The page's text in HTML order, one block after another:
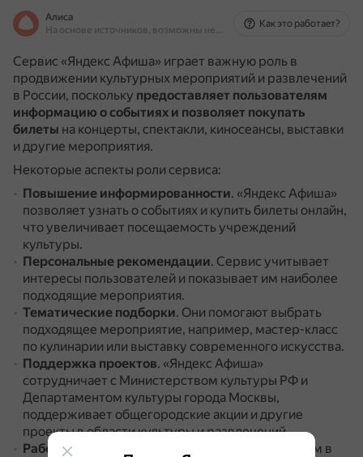
Алиса
На основе источников, возможны неточности
Как это работает?
Сервис «Яндекс Афиша» играет важную роль в
продвижении культурных мероприятий и развлечений
в России, поскольку предоставляет пользователям
информацию о событиях и позволяет покупать
билеты на концерты, спектакли, киносеансы, выставки
и другие мероприятия.
Некоторые аспекты роли сервиса:
Повышение информированности. «Яндекс Афиша»
позволяет узнать о событиях и купить билеты онлайн,
что увеличивает посещаемость учреждений
культуры.
Персональные рекомендации. Сервис учитывает
интересы пользователей и показывает им наиболее
подходящие мероприятия.
Тематические подборки. Они помогают выбрать
подходящее мероприятие, например, мастер-класс
по кулинарии или выставку современного искусства.
Поддержка проектов. «Яндекс Афиша»
сотрудничает с Министерством культуры РФ и
Департаментом культуры города Москвы,
поддерживает общегородские акции и другие
проекты в области культуры и развлечений.
Работа с регионами
Сервис доступен более чем в